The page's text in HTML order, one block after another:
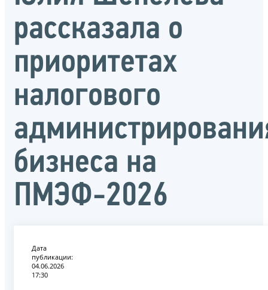
рассказала о
приоритетах
налогового
бизнеса на
ПМЭФ-2026
Дата
публикации:
04.06.2026
17:30